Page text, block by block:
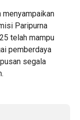
menyampaikan
Paripurna
telah mampu
pemberdaya
segala